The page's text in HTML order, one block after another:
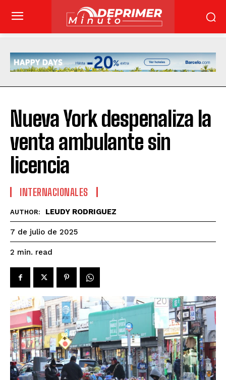
Nueva York despenaliza la
venta ambulante sin
licencia
INTERNACIONALES
AUTHOR: LEUDY RODRIGUEZ
7 de julio de 2025
2 min. read